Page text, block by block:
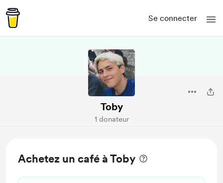
Se connecter
Toby
1 donateur
Achetez un café à Toby